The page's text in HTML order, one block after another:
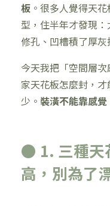
板 。很多人覺得天
型，住半年才發現
修孔、凹槽積了厚灰
今天我把「空間層
家天花板怎麼封，
少。 裝潢不能靠感
● 1. 三種天
高，別為了